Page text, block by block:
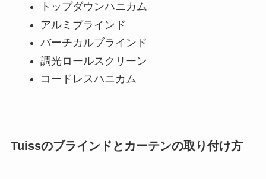
トップダウンハニカム
アルミブラインド
バーチカルブラインド
調光ロールスクリーン
コードレスハニカム
Tuissのブラインドとカーテンの取り付け方